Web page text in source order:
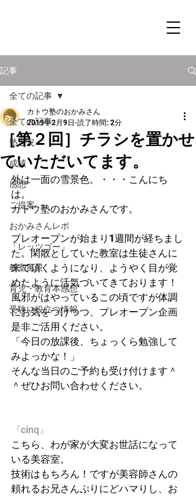
記事
全ての記事
塾近況
成績
感想
ご提案
おかみさんレポ
「レッツゴー」
教室風景
育児・教育本感想
受験に役立つ情報
全ての記事
［第２回］チラシを置かせ
ていただいてます。
カトウ塾のおかみさん
2019年2月9日 読了時間: 2分
外は一面の雪景色。・・・こんにち
は。
カトウ塾のおかみさんです。
プレオープンが始まり1週間が経ちまし
た。閑散としていた教室は生徒さんに
来て頂くようになり、ようやく目が覚
めたように活気づいてきております！
風邪がはやっているこの頃ですが体調
にお気をつけつつ、プレオープン企画
是非ご活用ください。
「今日の放課後、ちょっくら勉強して
みよっかな！」
そんな当日のご予約も受け付けます＾
＾ぜひお問い合わせください。
『cinq』
こちら、わが家が大変お世話になって
いる美容室。
技術はもちろん！ですが美容師さんの
頼れるお兄さんぷりにどハマりし、お